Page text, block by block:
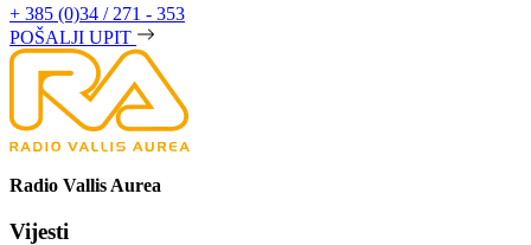
+ 385 (0)34 / 271 - 353
POŠALJI UPIT
Radio Vallis Aurea
Vijesti